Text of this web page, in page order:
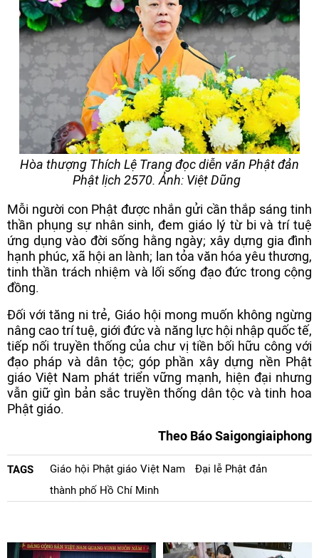
Hòa thượng Thích Lệ Trang đọc diễn văn Phật đản
Phật lịch 2570. Ảnh: Việt Dũng
Mỗi người con Phật được nhắn gửi cần thắp sáng tinh
thần phụng sự nhân sinh, đem giáo lý từ bi và trí tuệ
ứng dụng vào đời sống hằng ngày; xây dựng gia đình
hạnh phúc, xã hội an lành; lan tỏa văn hóa yêu thương,
tinh thần trách nhiệm và lối sống đạo đức trong cộng
đồng.
Đối với tăng ni trẻ, Giáo hội mong muốn không ngừng
nâng cao trí tuệ, giới đức và năng lực hội nhập quốc tế,
tiếp nối truyền thống của chư vị tiền bối hữu công với
đạo pháp và dân tộc; góp phần xây dựng nền Phật
giáo Việt Nam phát triển vững mạnh, hiện đại nhưng
vẫn giữ gìn bản sắc truyền thống dân tộc và tinh hoa
Phật giáo.
Theo Báo Saigongiaiphong
TAGS Giáo hội Phật giáo Việt Nam
Đại lễ Phật đản
thành phố Hồ Chí Minh